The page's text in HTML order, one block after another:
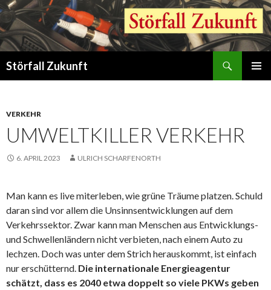
Störfall Zukunft
VERKEHR
UMWELTKILLER VERKEHR
6. APRIL 2023 ULRICH SCHARFENORTH
Man kann es live miterleben, wie grüne Träume platzen. Schuld
daran sind vor allem die Unsinnsentwicklungen auf dem
Verkehrssektor. Zwar kann man Menschen aus Entwicklungs-
und Schwellenländern nicht verbieten, nach einem Auto zu
lechzen. Doch was unter dem Strich herauskommt, ist einfach
nur erschütternd. Die internationale Energieagentur
schätzt, dass es 2040 etwa doppelt so viele PKWs geben